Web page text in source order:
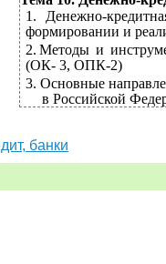
1.
Денежно-
формировании и
2. Методы и
(ОК- 3, ОПК-2)
3. Основные
в Российской
банки